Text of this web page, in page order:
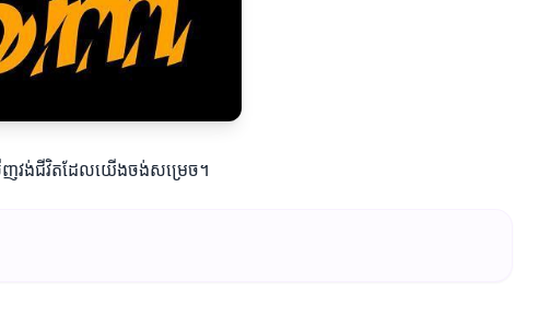
ើញវង់ជីវិតដែលយើងចង់សម្រេច។